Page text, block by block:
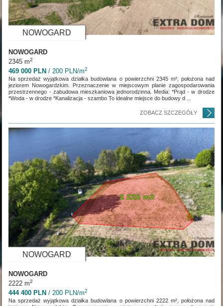
NOWOGARD
NOWOGARD
2345 m2
469 000 PLN / 200 PLN/m2
Na sprzedaż wyjątkowa działka budowlana o powierzchni 2345 m², położona nad
jeziorem Nowogardzkim. Przeznaczenie w miejscowym planie zagospodarowania
przestrzennego - zabudowa mieszkaniowa jednorodzinna. Media: *Prąd - w drodze
*Woda - w drodze *Kanalizacja - szambo To idealne miejsce do budowy d ...
ZOBACZ SZCZEGÓŁY
NOWOGARD
NOWOGARD
2222 m2
444 400 PLN / 200 PLN/m2
Na sprzedaż wyjątkowa działka budowlana o powierzchni 2222 m², położona nad